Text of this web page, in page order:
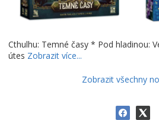
Cthulhu: Temné časy * Pod hladinou:
útes Zobrazit více...
Zobrazit všechny